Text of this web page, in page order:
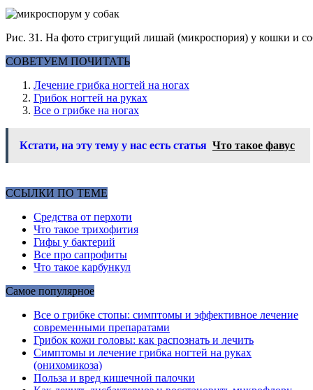
Рис. 31. На фото стригущий лишай (микроспория) у кошки и
СОВЕТУЕМ ПОЧИТАТЬ
Лечение грибка ногтей на ногах
Грибок ногтей на руках
Все о грибке на ногах
Кстати, на эту тему у нас есть статья Что такое фавус
ССЫЛКИ ПО ТЕМЕ
Средства от перхоти
Что такое трихофития
Гифы у бактерий
Все про сапрофиты
Что такое карбункул
Самое популярное
Все о грибке стопы: симптомы и эффективное лечение
современными препаратами
Грибок кожи головы: как распознать и лечить
Симптомы и лечение грибка ногтей на руках
(онихомикоза)
Польза и вред кишечной палочки